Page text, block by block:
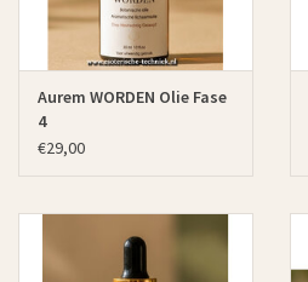
Aurem WORDEN Olie Fase
4
€29,00